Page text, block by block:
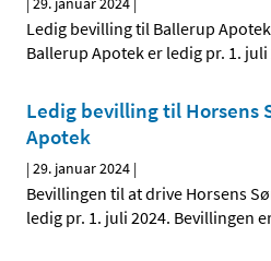
Ledig bevilling til Ballerup
Ballerup Apotek er ledig pr. 1.
Ledig bevilling til Horsens
Apotek
|29. januar 2024 |
Bevillingen til at drive Horsens
ledig pr. 1. juli 2024. Bevillingen